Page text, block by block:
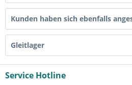
Kunden haben sich ebenfalls
Gleitlager
Service Hotline